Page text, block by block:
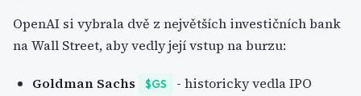
OpenAI si vybrala dvě z největších investičních bank
na Wall Street, aby vedly její vstup na burzu:
Goldman Sachs $GS
- historicky vedla IPO